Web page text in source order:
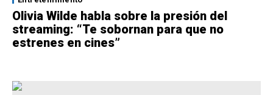
Olivia Wilde habla sobre la presión del
streaming: “Te sobornan para que no
estrenes en cines”